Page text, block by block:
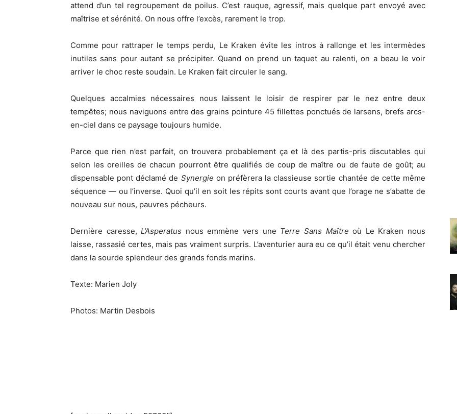
attend d’un tel regroupement de poilus. C’est rauque, agressif, mais quelque part envoyé avec
maîtrise et sérénité. On nous offre l’excès, rarement le trop.
Comme pour rattraper le temps perdu, Le Kraken évite les intros à rallonge et les intermèdes
inutiles sans pour autant se précipiter. Quand on prend un taquet au ralenti, on a beau le voir
arriver le choc reste soudain. Le Kraken fait circuler le sang.
Quelques accalmies nécessaires nous laissent le loisir de respirer par le nez entre deux
tempêtes; nous naviguons entre des grains pointure 45 fillettes ponctués de larsens, brefs arcs-
en-ciel dans ce paysage toujours humide.
Parce que rien n’est parfait, on trouvera probablement ça et là des partis-pris discutables qui
selon les oreilles de chacun pourront être qualifiés de coup de maître ou de faute de goût; au
dispensable pont déclamé de Synergie on préfèrera la classieuse sortie chantée de cette même
séquence — ou l’inverse. Quoi qu’il en soit les répits sont courts avant que l’orage ne s’abatte de
nouveau sur nous, pauvres pécheurs.
Dernière caresse,L’Asperatus nous emmène vers une Terre Sans Maître où Le Kraken nous
laisse, rassasié certes, mais pas vraiment surpris. L’aventurier aura eu ce qu’il était venu chercher
dans la sourde splendeur des grands fonds marins.
Texte: Marien Joly
Photos: Martin Desbois